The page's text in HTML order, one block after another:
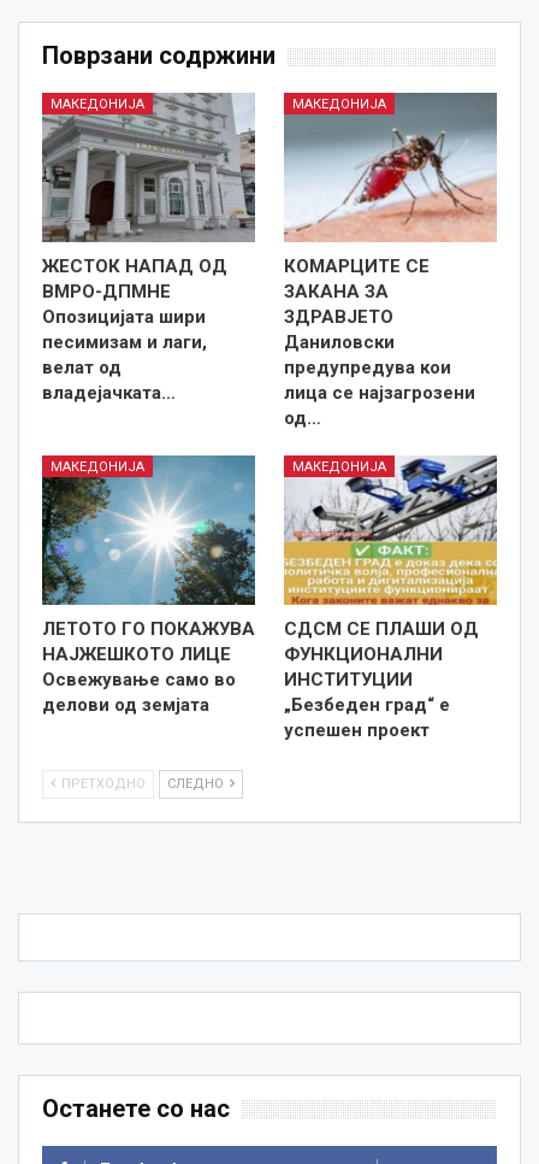
Поврзани содржини
МАКЕДОНИЈА
ЖЕСТОК НАПАД ОД
ВМРО-ДПМНЕ
Опозицијата шири
песимизам и лаги,
велат од
владејачката…
МАКЕДОНИЈА
КОМАРЦИТЕ СЕ
ЗАКАНА ЗА
ЗДРАВЈЕТО
Даниловски
предупредува кои
лица се најзагрозени
од…
МАКЕДОНИЈА
ЛЕТОТО ГО ПОКАЖУВА
НАЈЖЕШКОТО ЛИЦE
Освежување само во
делови од земјата
МАКЕДОНИЈА
СДСМ СЕ ПЛАШИ ОД
ФУНКЦИОНАЛНИ
ИНСТИТУЦИИ
„Безбеден град“ е
успешен проект
ПРЕТХОДНО СЛЕДНО
Останете со нас